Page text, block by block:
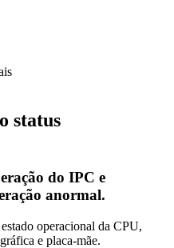
status
do IPC e
anormal.
operacional da CPU,
e placa-mãe.